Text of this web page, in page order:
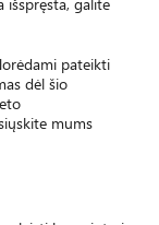
pateikti
dėl šio
mums